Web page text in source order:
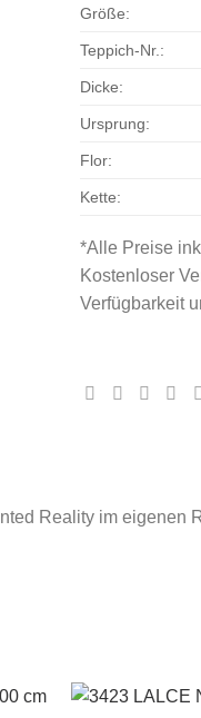
Größe:
Teppich-Nr.:
Dicke:
Ursprung:
Flor:
Kette:
*Alle Preise
Kostenloser
Verfügbarkeit
Reality im eigenen